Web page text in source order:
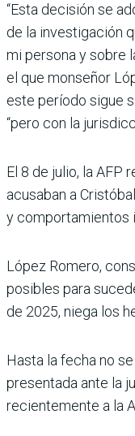
“Esta decisión se
de la investigación
mi persona y sobre
el que monseñor
este período sigue
“pero con la
El 8 de julio, la AFP
acusaban a
y comportamientos
López Romero,
posibles para
de 2025, niega los
Hasta la fecha no
presentada ante la
recientemente a la